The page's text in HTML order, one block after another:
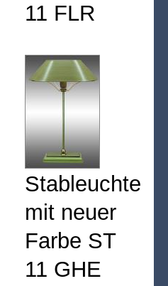
11 FLR
Stableuchte
mit neuer
Farbe ST
11 GHE